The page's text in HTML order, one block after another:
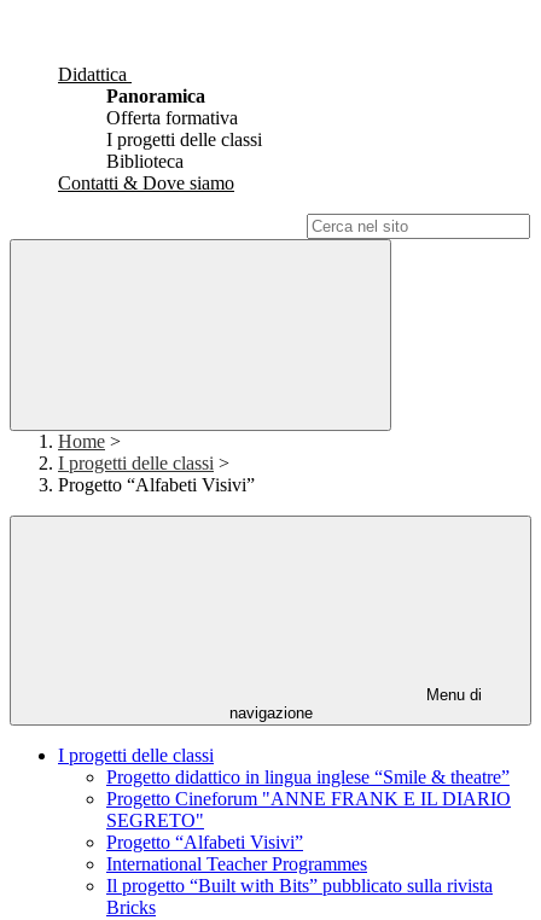
Didattica
Panoramica
Offerta formativa
I progetti delle classi
Biblioteca
Contatti & Dove siamo
Home >
I progetti delle classi >
Progetto “Alfabeti Visivi”
Menu di
navigazione
I progetti delle classi
Progetto didattico in lingua inglese “Smile & theatre”
Progetto Cineforum "ANNE FRANK E IL DIARIO
SEGRETO"
Progetto “Alfabeti Visivi”
International Teacher Programmes
Il progetto “Built with Bits” pubblicato sulla rivista
Bricks